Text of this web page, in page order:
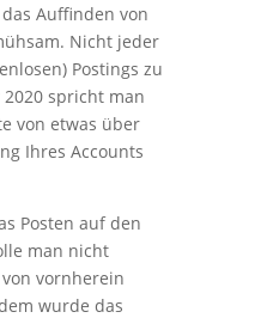
Auffinden von
Nicht jeder
Postings zu
2020 spricht man
von etwas über
Ihres Accounts
Posten auf den
man nicht
vornherein
wurde das